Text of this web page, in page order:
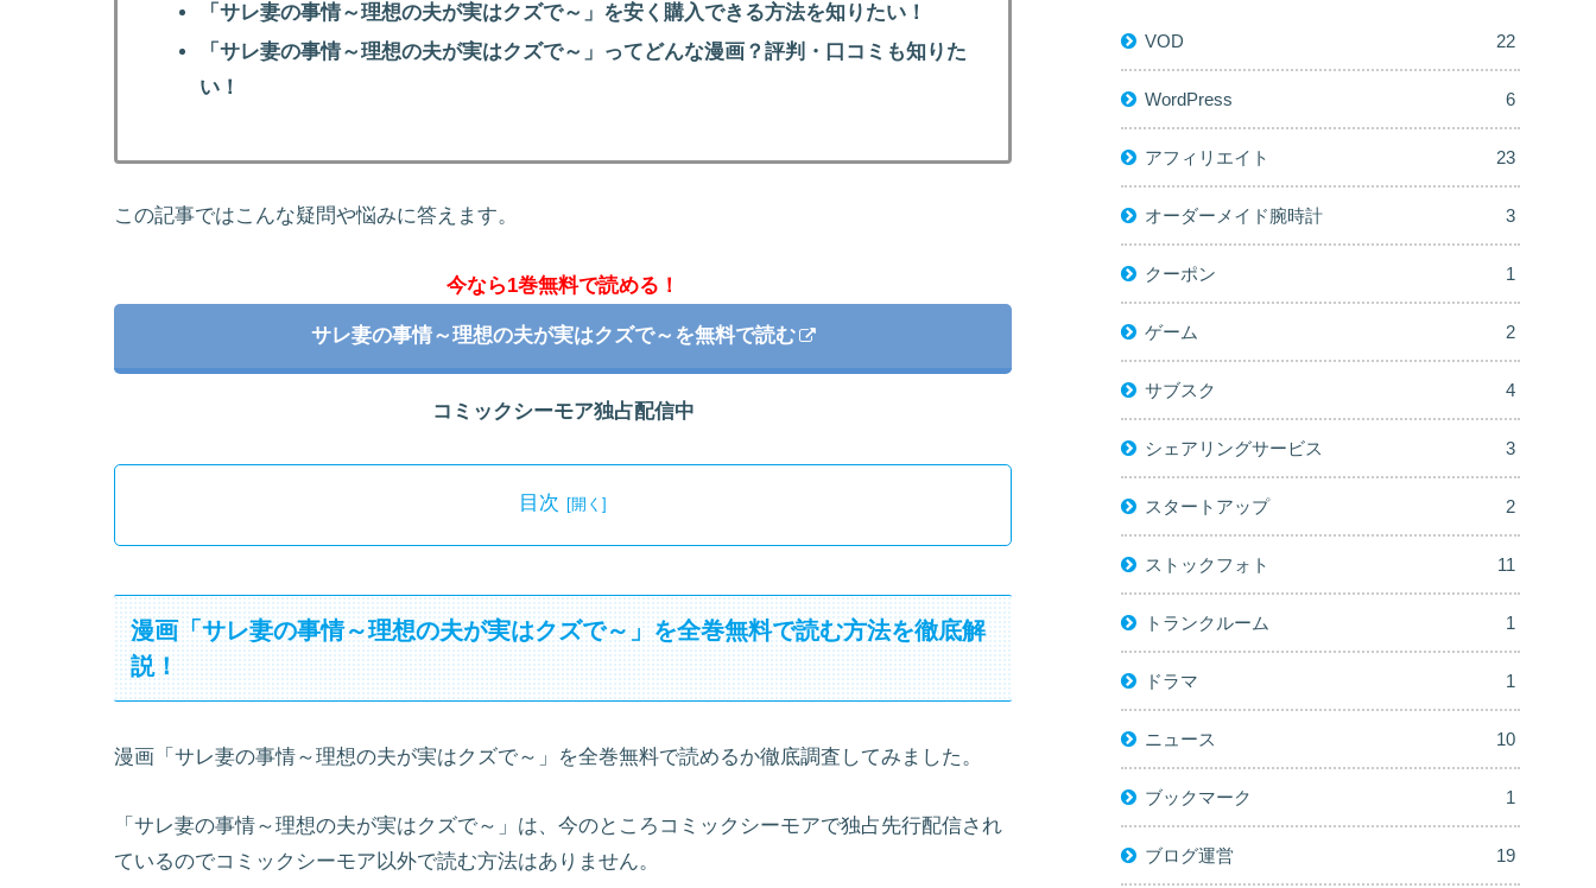
「サレ妻の事情～理想の夫が実はクズで～」を安く購入できる方法を知りたい！
「サレ妻の事情～理想の夫が実はクズで～」ってどんな漫画？評判・口コミも知りた
い！
この記事ではこんな疑問や悩みに答えます。
今なら1巻無料で読める！
サレ妻の事情～理想の夫が実はクズで～を無料で読む
コミックシーモア独占配信中
目次
漫画「サレ妻の事情～理想の夫が実はクズで～」を全巻無料で読む方法を徹底解
説！
漫画「サレ妻の事情～理想の夫が実はクズで～」を全巻無料で読めるか徹底調査してみました。
「サレ妻の事情～理想の夫が実はクズで～」は、今のところコミックシーモアで独占先行配信され
ているのでコミックシーモア以外で読む方法はありません。
VOD 22
WordPress 6
アフィリエイト 23
オーダーメイド腕時計 3
クーポン 1
ゲーム 2
サブスク 4
シェアリングサービス 3
スタートアップ 2
ストックフォト 11
トランクルーム 1
ドラマ 1
ニュース 10
ブックマーク 1
ブログ運営 19